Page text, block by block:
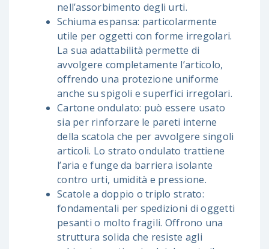
nell’assorbimento degli urti.
Schiuma espansa: particolarmente
utile per oggetti con forme irregolari.
La sua adattabilità permette di
avvolgere completamente l’articolo,
offrendo una protezione uniforme
anche su spigoli e superfici irregolari.
Cartone ondulato: può essere usato
sia per rinforzare le pareti interne
della scatola che per avvolgere singoli
articoli. Lo strato ondulato trattiene
l’aria e funge da barriera isolante
contro urti, umidità e pressione.
Scatole a doppio o triplo strato:
fondamentali per spedizioni di oggetti
pesanti o molto fragili. Offrono una
struttura solida che resiste agli